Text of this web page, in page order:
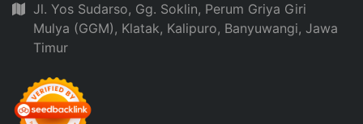
Jl. Yos Sudarso, Gg. Soklin, Perum Griya Giri
Mulya (GGM), Klatak, Kalipuro, Banyuwangi, Jawa
Timur